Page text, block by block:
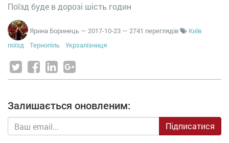
Поїзд буде в дорозі шість годин
Ярина Боринець — 2017-10-23 — 2741 переглядів
Київ
поїзд
Тернопіль Укрзалізниця
Залишається оновленим:
Підписатися